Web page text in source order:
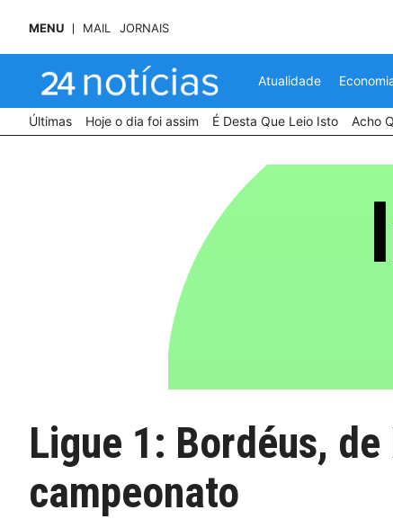
MENU MAIL JORNAIS
Atualidade
Últimas Hoje o dia foi assim É Desta Que Leio Isto Acho
Ligue 1: Bordéus,
campeonato